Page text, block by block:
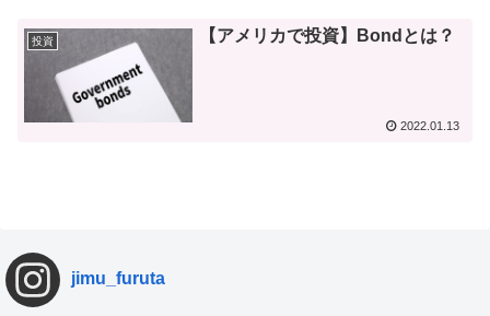
投資 【アメリカで投資】Bondとは？
2022.01.13
jimu_furuta